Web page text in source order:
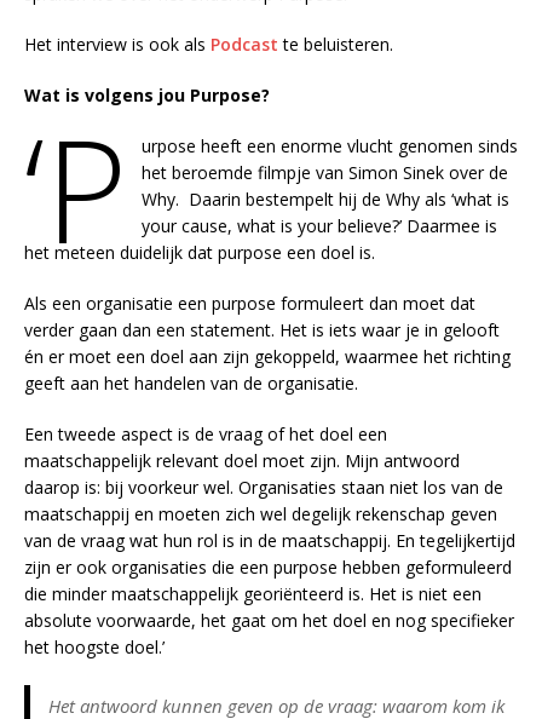
Het interview is ook als Podcast te beluisteren.
Wat is volgens jou Purpose?
‘P
urpose heeft een enorme vlucht genomen sinds
het beroemde filmpje van Simon Sinek over de
Why. Daarin bestempelt hij de Why als ‘what is
your cause, what is your believe?’ Daarmee is
het meteen duidelijk dat purpose een doel is.
Als een organisatie een purpose formuleert dan moet dat
verder gaan dan een statement. Het is iets waar je in gelooft
én er moet een doel aan zijn gekoppeld, waarmee het richting
geeft aan het handelen van de organisatie.
Een tweede aspect is de vraag of het doel een
maatschappelijk relevant doel moet zijn. Mijn antwoord
daarop is: bij voorkeur wel. Organisaties staan niet los van de
maatschappij en moeten zich wel degelijk rekenschap geven
van de vraag wat hun rol is in de maatschappij. En tegelijkertijd
zijn er ook organisaties die een purpose hebben geformuleerd
die minder maatschappelijk georiënteerd is. Het is niet een
absolute voorwaarde, het gaat om het doel en nog specifieker
het hoogste doel.’
Het antwoord kunnen geven op de vraag: waarom kom ik